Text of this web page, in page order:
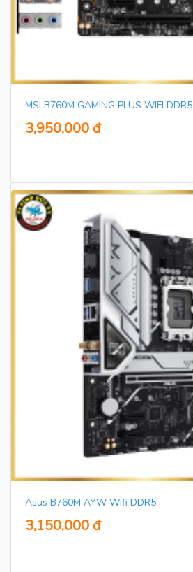
MSI B760M GAMING PLUS WIFI DDR5
3,950,000 đ
Asus B760M AYW Wifi DDR5
3,150,000 đ